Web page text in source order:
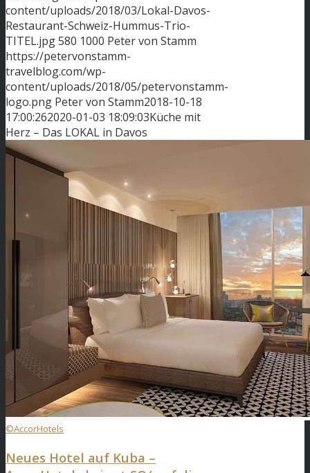
content/uploads/2018/03/Lokal-Davos-
Restaurant-Schweiz-Hummus-Trio-
TITEL.jpg580 1000 Peter von Stamm
https://petervonstamm-
travelblog.com/wp-
content/uploads/2018/05/petervonstamm-
logo.png Peter von Stamm2018-10-18
17:00:262020-01-03 18:09:03Küche mit
Herz – Das LOKAL in Davos
©AccorHotels
Neues Hotel auf Kuba –